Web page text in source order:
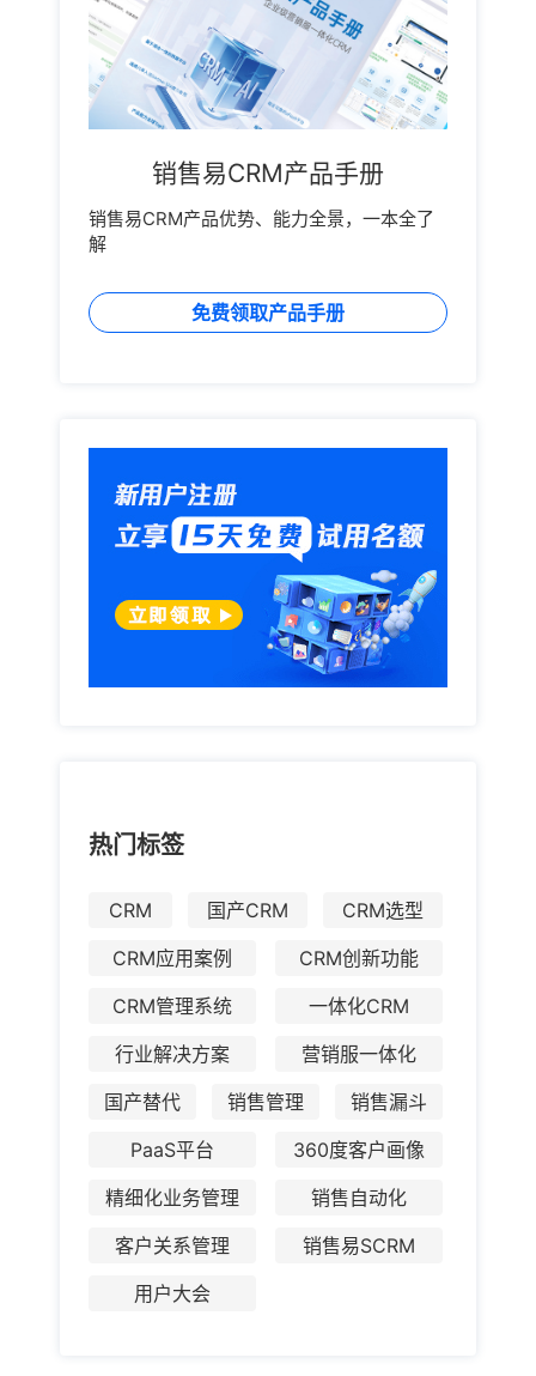
销售易CRM产品手册
销售易CRM产品优势、能力全景，一本全了
解
免费领取产品手册
热门标签
CRM 国产CRM
CRM选型
CRM应用案例
CRM创新功能
CRM管理系统
一体化CRM
行业解决方案
营销服一体化
国产替代
销售管理
销售漏斗
PaaS平台
360度客户画像
精细化业务管理
销售自动化
客户关系管理
销售易SCRM
用户大会